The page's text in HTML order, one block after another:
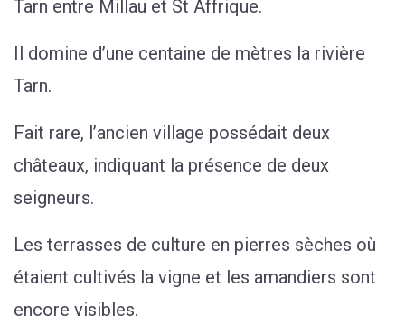
Tarn entre Millau et St Affrique.
Il domine d’une centaine de mètres la rivière
Tarn.
Fait rare, l’ancien village possédait deux
châteaux, indiquant la présence de deux
seigneurs.
Les terrasses de culture en pierres sèches où
étaient cultivés la vigne et les amandiers sont
encore visibles.